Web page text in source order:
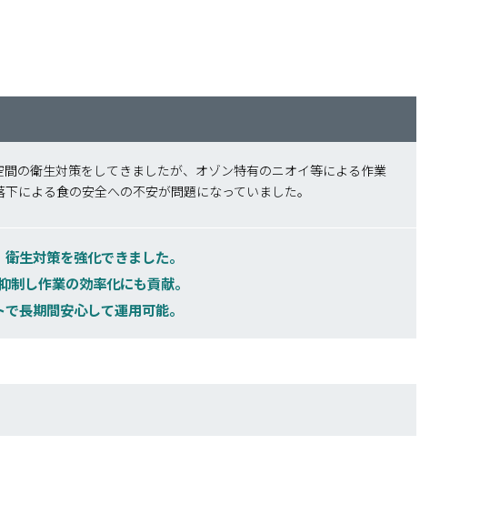
の衛生対策をしてきましたが、オゾン特有のニオイ等による作業
による食の安全への不安が問題になっていました。
生対策を強化できました。
し作業の効率化にも貢献。
長期間安心して運用可能。